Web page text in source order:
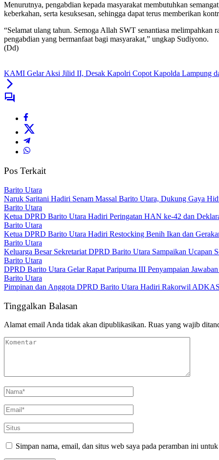
Menurutnya, pengabdian kepada masyarakat membutuhkan
keberkahan, serta kesuksesan, sehingga dapat terus memberikan
“Selamat ulang tahun. Semoga Allah SWT senantiasa melimpahkan
pengabdian yang bermanfaat bagi masyarakat,” ungkap Sudiyono.
(Dd)
KAMI Gelar Aksi Jilid II, Desak Kapolri Copot Kapolda Lampung
Pos Terkait
Barito Utara
Naruk Saritani Hadiri Senam Massal Barito Utara, Dukung Gaya
Barito Utara
Ketua DPRD Barito Utara Hadiri Peringatan HAN ke-42 dan
Barito Utara
Ketua DPRD Barito Utara Hadiri Restocking Benih Ikan dan
Barito Utara
Keluarga Besar Sekretariat DPRD Barito Utara Sampaikan Ucapan
Barito Utara
DPRD Barito Utara Gelar Rapat Paripurna III Penyampaian
Barito Utara
Pimpinan dan Anggota DPRD Barito Utara Hadiri Rakorwil
Tinggalkan Balasan
Alamat email Anda tidak akan dipublikasikan. Ruas yang wajib
Simpan nama, email, dan situs web saya pada peramban ini